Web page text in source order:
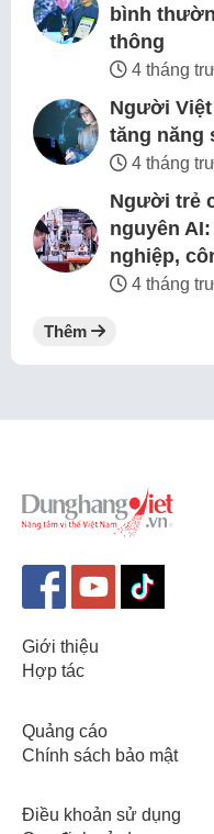
bình
thông
4 tháng
Người
tăng năng
4 tháng
Người trẻ
nguyên
nghiệp,
4 tháng
Thêm
Giới thiệu
Hợp tác
Quảng cáo
Chính sách bảo mật
Điều khoản sử dụng